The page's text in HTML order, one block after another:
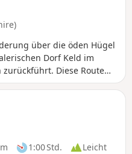
über die öden Hügel
Dorf Keld im
Diese Route
Force und der Ravenseat
der Fernsehserie
sie über hohe, exponierte
führt. Der Rückweg
so spektakulär, führt Sie
Way.
1:00 Std.
Leicht